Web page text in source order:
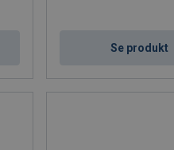
Se produkt